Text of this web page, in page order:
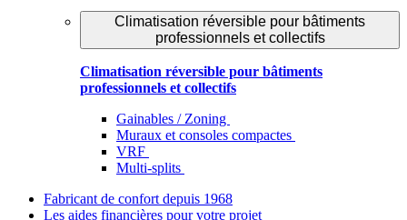
Climatisation réversible pour bâtiments
professionnels et collectifs
Climatisation réversible pour bâtiments
professionnels et collectifs
Gainables / Zoning
Muraux et consoles compactes
VRF
Multi-splits
Fabricant de confort depuis 1968
Les aides financières pour votre projet